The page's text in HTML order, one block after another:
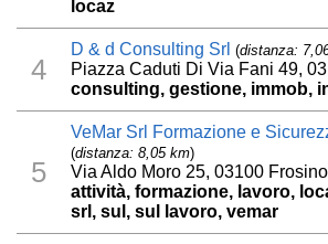
locaz
4
D & d Consulting Srl (distanza:
Piazza Caduti Di Via Fani 49,
consulting, gestione, immob,
5
VeMar Srl Formazione e
(distanza: 8,05 km)
Via Aldo Moro 25, 03100
attività, formazione, lavoro,
srl, sul, sul lavoro, vemar